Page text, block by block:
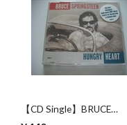
【CD Single】BRUCE